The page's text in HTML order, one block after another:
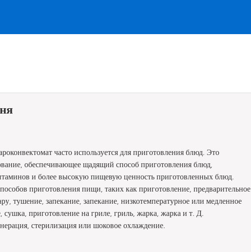
часто используется для приготовления блюд. Это
обеспечивающее щадящий способ приготовления блюд,
и более высокую пищевую ценность приготовленных блюд.
приготовления пищи, таких как приготовление, предварительное
тушение, запекание, запекание, низкотемпературное или медленное
приготовление на гриле, гриль, жарка, жарка и т. Д.
стерилизация или шоковое охлаждение.